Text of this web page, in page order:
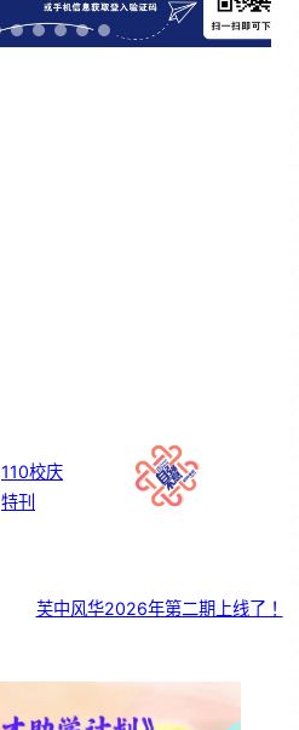
110校庆
特刊
芙中风华2026年第二期上线了！